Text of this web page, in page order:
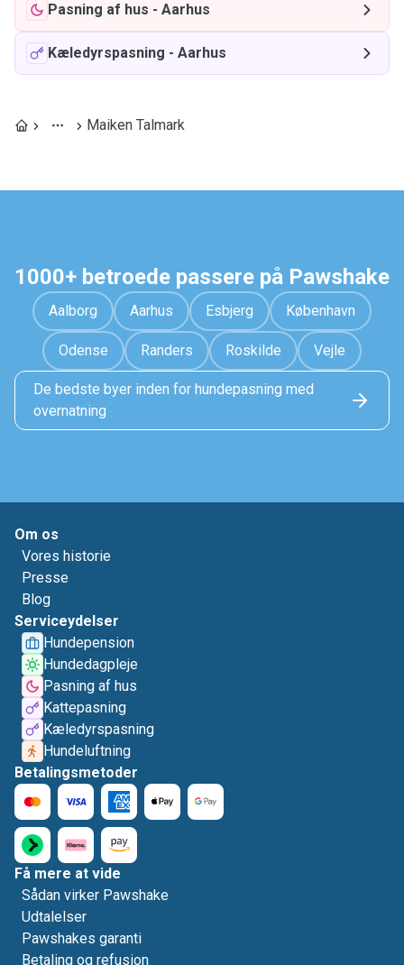
Pasning af hus - Aarhus
Kæledyrspasning - Aarhus
Maiken Talmark
1000+ betroede passere på Pawshake
Aalborg Aarhus Esbjerg København
Odense Randers Roskilde Vejle
De bedste byer inden for hundepasning med
overnatning
Om os
Vores historie
Presse
Blog
Serviceydelser
Hundepension
Hundedagpleje
Pasning af hus
Kattepasning
Kæledyrspasning
Hundeluftning
Betalingsmetoder
Få mere at vide
Sådan virker Pawshake
Udtalelser
Pawshakes garanti
Betaling og refusion